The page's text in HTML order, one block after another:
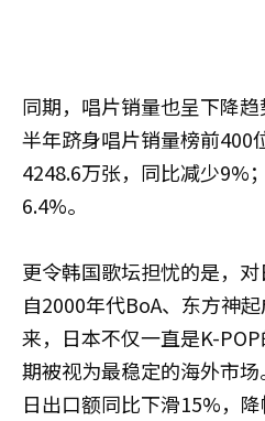
同期，唱片销量也呈下降
半年跻身唱片销量榜前400
4248.6万张，同比减少9%
6.4%。
更令韩国歌坛担忧的是，对
自2000年代BoA、东方神
来，日本不仅一直是K-
期被视为最稳定的海外市
日出口额同比下滑15%，